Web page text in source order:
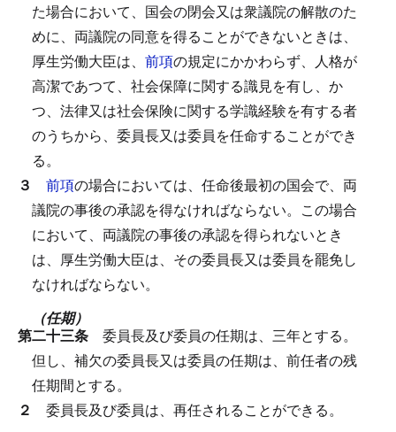
た場合において、国会の閉会又は衆議院の解散のた
めに、両議院の同意を得ることができないときは、
厚生労働大臣は、 前項の規定にかかわらず、人格が
高潔であつて、社会保障に関する識見を有し、か
つ、法律又は社会保険に関する学識経験を有する者
のうちから、委員長又は委員を任命することができ
る。
３ 前項の場合においては、任命後最初の国会で、両
議院の事後の承認を得なければならない。 この場合
において、両議院の事後の承認を得られないとき
は、厚生労働大臣は、その委員長又は委員を罷免し
なければならない。
（任期）
第二十三条 委員長及び委員の任期は、三年とする。
但し、補欠の委員長又は委員の任期は、前任者の残
任期間とする。
２ 委員長及び委員は、再任されることができる。